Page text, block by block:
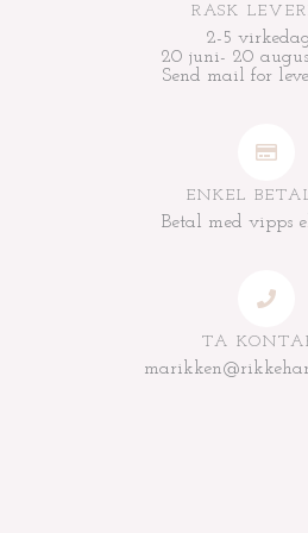
RASK
2-5
20 juni- 20
Send mail for
ENKEL
Betal med vipps
TA